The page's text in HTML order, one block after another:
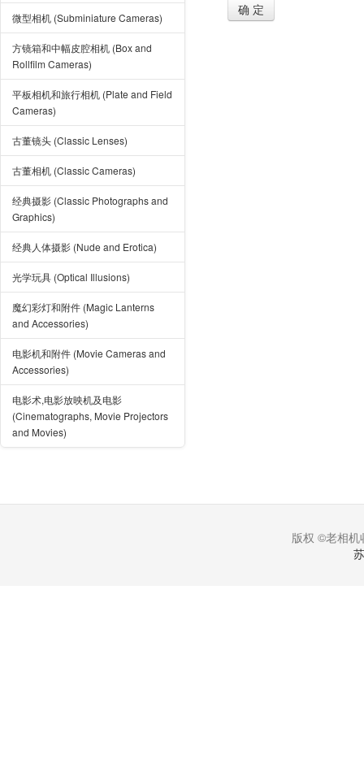
微型相机 (Subminiature Cameras)
方镜箱和中幅皮腔相机 (Box and
Rollfilm Cameras)
平板相机和旅行相机 (Plate and Field
Cameras)
古董镜头 (Classic Lenses)
古董相机 (Classic Cameras)
经典摄影 (Classic Photographs and
Graphics)
经典人体摄影 (Nude and Erotica)
光学玩具 (Optical Illusions)
魔幻彩灯和附件 (Magic Lanterns
and Accessories)
电影机和附件 (Movie Cameras and
Accessories)
电影术,电影放映机及电影
(Cinematographs, Movie Projectors
and Movies)
确 定
版权 ©老相